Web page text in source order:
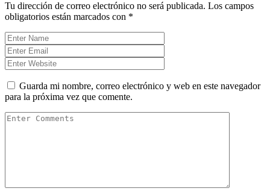
Tu dirección de correo electrónico no será publicada. Los campos
obligatorios están marcados con *
Guarda mi nombre, correo electrónico y web en este navegador
para la próxima vez que comente.